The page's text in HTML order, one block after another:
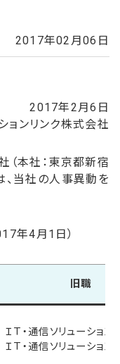
2017年02月06日
2017年2月6日
ョンリンク株式会社
（本社：東京都新宿
当社の人事異動を
年4月1日）
旧職
ＩＴ・通信ソリューション
ＩＴ・通信ソリューショ